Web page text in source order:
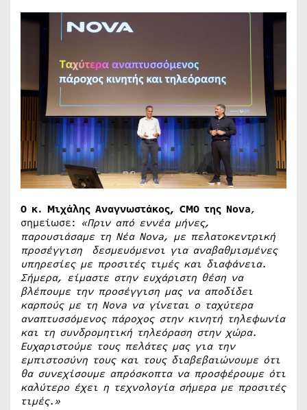
Ο κ. Μιχάλης Αναγνωστάκος, CMO της Nova,
σημείωσε: «Πριν από εννέα μήνες,
παρουσιάσαμε τη Νέα Nova, με πελατοκεντρική
προσέγγιση δεσμευόμενοι για αναβαθμισμένες
υπηρεσίες με προσιτές τιμές και διαφάνεια.
Σήμερα, είμαστε στην ευχάριστη θέση να
βλέπουμε την προσέγγιση μας να αποδίδει
καρπούς με τη Nova να γίνεται ο ταχύτερα
αναπτυσσόμενος πάροχος στην κινητή τηλεφωνία
και τη συνδρομητική τηλεόραση στην χώρα.
Ευχαριστούμε τους πελάτες μας για την
εμπιστοσύνη τους και τους διαβεβαιώνουμε ότι
θα συνεχίσουμε απρόσκοπτα να προσφέρουμε ότι
καλύτερο έχει η τεχνολογία σήμερα με προσιτές
τιμές.»